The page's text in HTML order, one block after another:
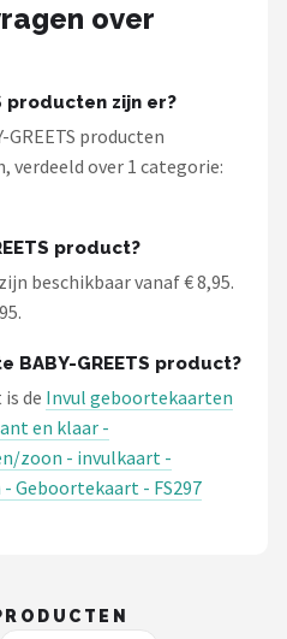
over
producten zijn er?
producten
verdeeld over 1 categorie:
product?
beschikbaar vanaf € 8,95.
BABY-GREETS product?
de Invul geboortekaarten
en klaar -
zoon - invulkaart -
Geboortekaart - FS297